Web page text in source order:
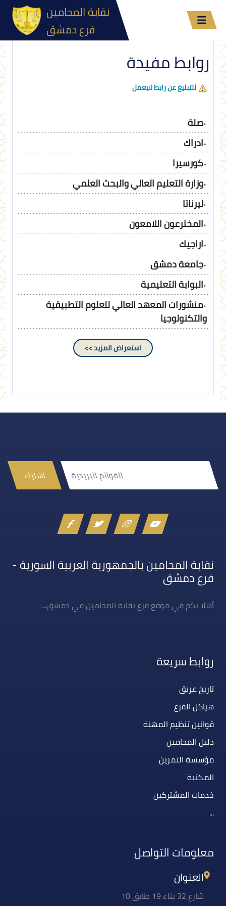
فرع دمشق
روابط مفيدة
للتبليغ عن رابط لايعمل
صلة
ادراك
كورسيرا
وزارة التعليم العالي والبحث العلمي
ليرناتا
المخترعون اللامعون
اراجيك
جامعة دمشق
البوابة التعليمية
منشورات المعهد العالي للعلوم التطبيقية
والتكنولوجيا
استعراض المزيد >>
اشترك
نقابة المحامين بالجمهورية العربية السورية -
فرع دمشق
أهلا بكم في موقع فرع نقابة المحامين في دمشق...
روابط سريعة
تاريخ عريق
هياكل الفرع
قوانين تنظيم المهنة
دليل المحامين
مؤسسة التمرين
المكتبة
خدمات المشتركين
...
معلومات التواصل
العنوان
شارع 32 بناء 19 طابق 10